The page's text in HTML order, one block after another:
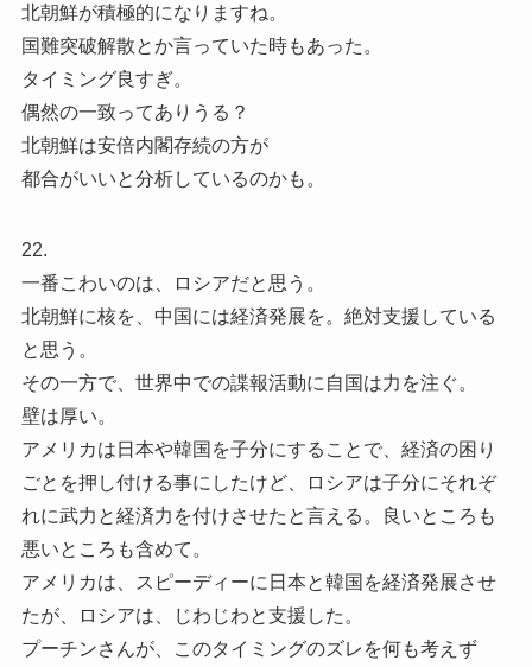
北朝鮮が積極的になりますね。
国難突破解散とか言っていた時もあった。
タイミング良すぎ。
偶然の一致ってありうる？
北朝鮮は安倍内閣存続の方が
都合がいいと分析しているのかも。
22.
一番こわいのは、ロシアだと思う。
北朝鮮に核を、中国には経済発展を。絶対支援している
と思う。
その一方で、世界中での諜報活動に自国は力を注ぐ。
壁は厚い。
アメリカは日本や韓国を子分にすることで、経済の困り
ごとを押し付ける事にしたけど、ロシアは子分にそれぞ
れに武力と経済力を付けさせたと言える。良いところも
悪いところも含めて。
アメリカは、スピーディーに日本と韓国を経済発展させ
たが、ロシアは、じわじわと支援した。
プーチンさんが、このタイミングのズレを何も考えず